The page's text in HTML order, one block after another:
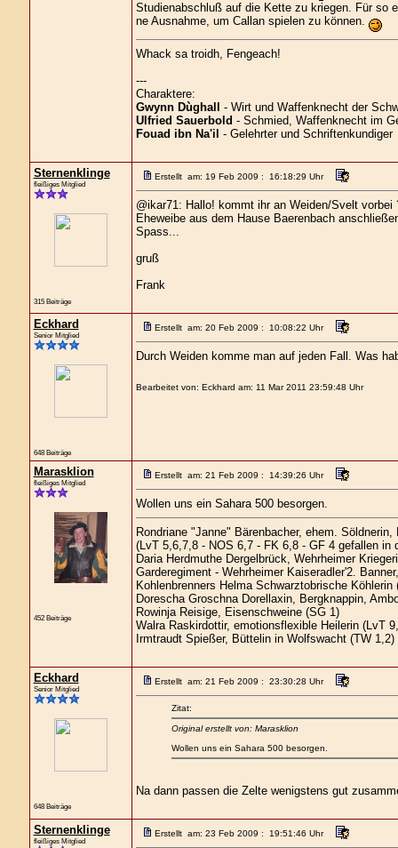
Studienabschluß auf die Kette zu kriegen. Für so
ne Ausnahme, um Callan spielen zu können.
Whack sa troidh, Fengeach!
---
Charaktere:
Gwynn Dùghall
- Wirt und Waffenknecht der
Ulfried Sauerbold - Schmied, Waffenknecht im
Fouad ibn Na'il - Gelehrter und Schriftenkundiger
Sternenklinge
fleißiges Mitglied
315 Beiträge
Erstellt am: 19 Feb 2009 : 16:18:29 Uhr
@ikar71: Hallo! kommt ihr an Weiden/Svelt
Eheweibe aus dem Hause Baerenbach
Spass...
gruß
Frank
Eckhard
Senior Mitglied
648 Beiträge
Erstellt am: 20 Feb 2009 : 10:08:22 Uhr
Durch Weiden komme man auf jeden Fall. Was
Bearbeitet von: Eckhard am: 11 Mar 2011 23:59:48 Uhr
Marasklion
fleißiges Mitglied
452 Beiträge
Erstellt am: 21 Feb 2009 : 14:39:26 Uhr
Wollen uns ein Sahara 500 besorgen.
Rondriane "Janne" Bärenbacher, ehem.
(LvT 5,6,7,8 - NOS 6,7 - FK 6,8 - GF 4 gefallen in
Daria Herdmuthe Dergelbrück, Wehrheimer
Garderegiment - Wehrheimer Kaiseradler'2.
Kohlenbrenners Helma Schwarztobrische Köhlerin
Dorescha Groschna Dorellaxin, Bergknappin,
Rowinja Reisige, Eisenschweine (SG 1)
Walra Raskirdottir, emotionsflexible Heilerin (LvT
Irmtraudt Spießer, Büttelin in Wolfswacht (TW 1,2)
Eckhard
Senior Mitglied
648 Beiträge
Erstellt am: 21 Feb 2009 : 23:30:28 Uhr
Zitat:
Original erstellt von: Marasklion
Wollen uns ein Sahara 500 besorgen.
Na dann passen die Zelte wenigstens gut
Sternenklinge
fleißiges Mitglied
Erstellt am: 23 Feb 2009 : 19:51:46 Uhr